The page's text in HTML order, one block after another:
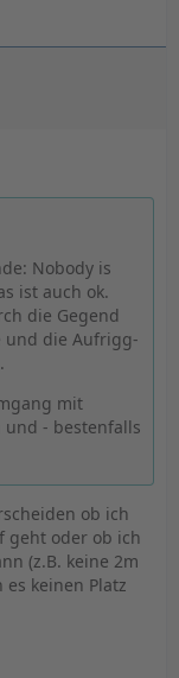
Nobody is
ist auch ok.
die Gegend
und die Aufrigg-
mit
und - bestenfalls
ob ich
geht oder ob ich
(z.B. keine 2m
keinen Platz